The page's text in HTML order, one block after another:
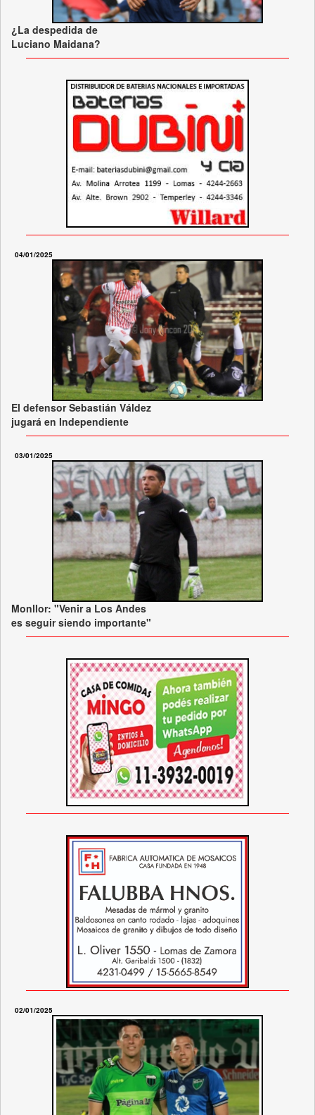
¿La despedida de
Luciano Maidana?
04/01/2025
El defensor Sebastián Váldez
jugará en Independiente
03/01/2025
Monllor: "Venir a Los Andes
es seguir siendo importante"
02/01/2025